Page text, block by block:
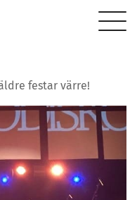
festar värre!